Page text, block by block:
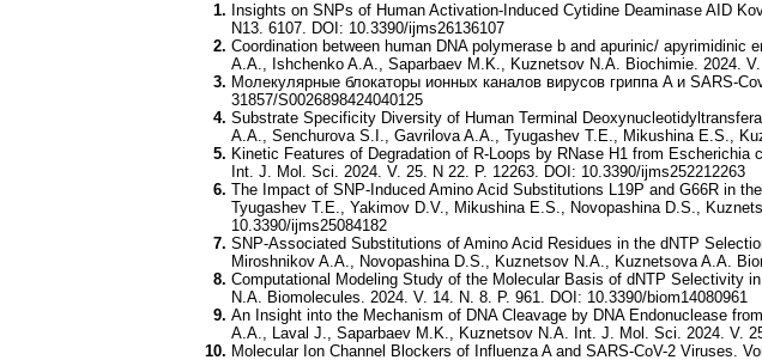
Insights on SNPs of Human Activation-Induced Cytidine Deaminase AID
N13. 6107. DOI: 10.3390/ijms26136107
Coordination between human DNA polymerase b and apurinic/
A.A., Ishchenko A.A., Saparbaev M.K., Kuznetsov N.A. Biochimie. 2024.
Молекулярные блокаторы ионных каналов вирусов гриппа A и
31857/S0026898424040125
Substrate Specificity Diversity of Human Terminal
A.A., Senchurova S.I., Gavrilova A.A., Tyugashev T.E., Mikushina E.S.,
Kinetic Features of Degradation of R-Loops by RNase H1 from
Int. J. Mol. Sci. 2024. V. 25. N 22. P. 12263. DOI: 10.3390/ijms252212263
The Impact of SNP-Induced Amino Acid Substitutions L19P and G66R in
Tyugashev T.E., Yakimov D.V., Mikushina E.S., Novopashina D.S.,
10.3390/ijms25084182
SNP-Associated Substitutions of Amino Acid Residues in the dNTP
Miroshnikov A.A., Novopashina D.S., Kuznetsov N.A., Kuznetsova A.A.
Computational Modeling Study of the Molecular Basis of dNTP Selectivity
N.A. Biomolecules. 2024. V. 14. N. 8. P. 961. DOI: 10.3390/biom14080961
An Insight into the Mechanism of DNA Cleavage by DNA Endonuclease
A.A., Laval J., Saparbaev M.K., Kuznetsov N.A. Int. J. Mol. Sci. 2024. V.
Molecular Ion Channel Blockers of Influenza A and SARS-CoV-2 Viruses.